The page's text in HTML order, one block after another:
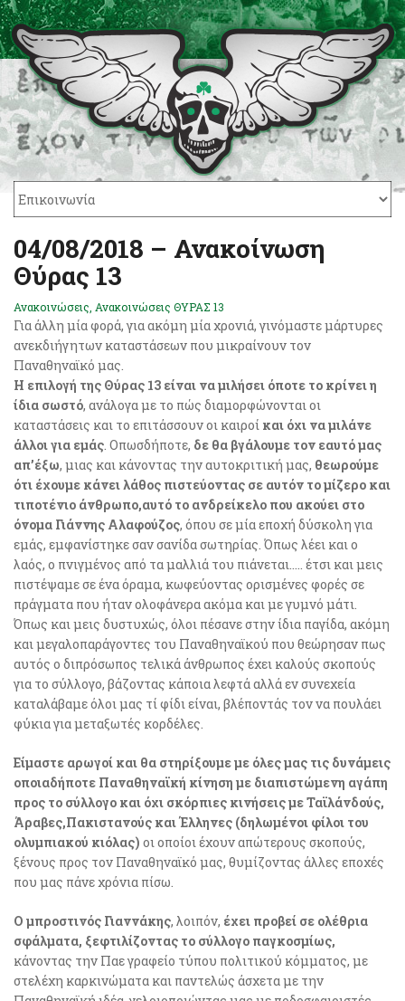
04/08/2018 – Ανακοίνωση
Θύρας 13
Ανακοινώσεις Ανακοινώσεις ΘΥΡΑΣ 13
Για άλλη μία φορά, για ακόμη μία χρονιά, γινόμαστε μάρτυρες
ανεκδιήγητων καταστάσεων που μικραίνουν τον
Παναθηναϊκό μας.
Η επιλογή της Θύρας 13 είναι να μιλήσει όποτε το κρίνει η
ίδια σωστό, ανάλογα με το πώς διαμορφώνονται οι
καταστάσεις και το επιτάσσουν οι καιροί και όχι να μιλάνε
άλλοι για εμάς. Οπωσδήποτε, δε θα βγάλουμε τον εαυτό μας
απ’έξω, μιας και κάνοντας την αυτοκριτική μας, θεωρούμε
ότι έχουμε κάνει λάθος πιστεύοντας σε αυτόν το μίζερο και
τιποτένιο άνθρωπο,αυτό το ανδρείκελο που ακούει στο
όνομα Γιάννης Αλαφούζος, όπου σε μία εποχή δύσκολη για
εμάς, εμφανίστηκε σαν σανίδα σωτηρίας. Όπως λέει και ο
λαός, ο πνιγμένος από τα μαλλιά του πιάνεται….. έτσι και μεις
πιστέψαμε σε ένα όραμα, κωφεύοντας ορισμένες φορές σε
πράγματα που ήταν ολοφάνερα ακόμα και με γυμνό μάτι.
Όπως και μεις δυστυχώς, όλοι πέσανε στην ίδια παγίδα, ακόμη
και μεγαλοπαράγοντες του Παναθηναϊκού που θεώρησαν πως
αυτός ο διπρόσωπος τελικά άνθρωπος έχει καλούς σκοπούς
για το σύλλογο, βάζοντας κάποια λεφτά αλλά εν συνεχεία
καταλάβαμε όλοι μας τί φίδι είναι, βλέποντάς τον να πουλάει
φύκια για μεταξωτές κορδέλες.
Είμαστε αρωγοί και θα στηρίξουμε με όλες μας τις δυνάμεις
οποιαδήποτε Παναθηναϊκή κίνηση με διαπιστώμενη αγάπη
προς το σύλλογο και όχι σκόρπιες κινήσεις με Ταϊλάνδούς,
Άραβες,Πακιστανούς και Έλληνες (δηλωμένοι φίλοι του
ολυμπιακού κιόλας) οι οποίοι έχουν απώτερους σκοπούς,
ξένους προς τον Παναθηναϊκό μας, θυμίζοντας άλλες εποχές
που μας πάνε χρόνια πίσω.
Ο μπροστινός Γιαννάκης, λοιπόν, έχει προβεί σε ολέθρια
σφάλματα, ξεφτιλίζοντας το σύλλογο παγκοσμίως,
κάνoντας την Παε γραφείο τύπου πολιτικού κόμματος, με
στελέχη καρκινώματα και παντελώς άσχετα με την